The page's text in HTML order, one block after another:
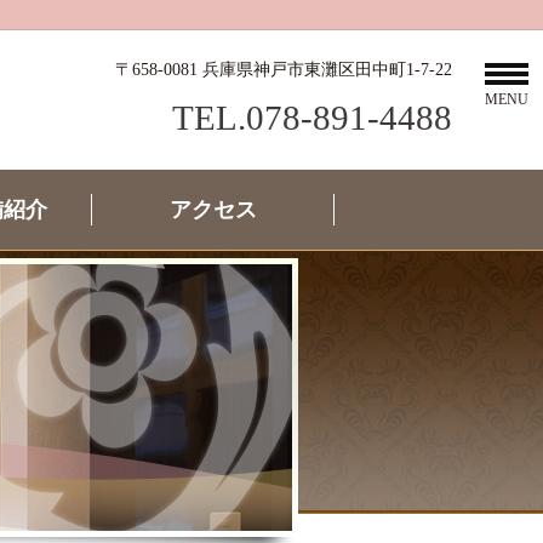
〒658-0081 兵庫県神戸市東灘区田中町1-7-22
TEL.078-891-4488 MENU
介 アクセス